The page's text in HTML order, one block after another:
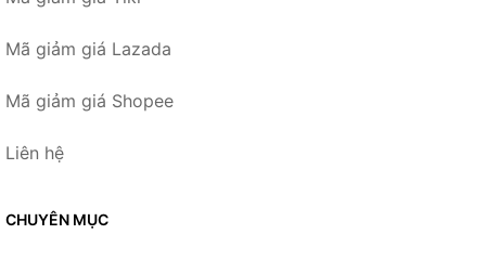
Mã giảm giá Lazada
Mã giảm giá Shopee
Liên hệ
CHUYÊN MỤC